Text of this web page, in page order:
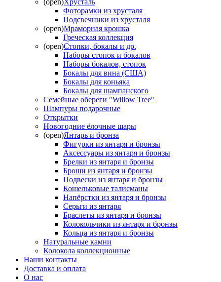
Фоторамки из хрусталя
Подсвечники из хрусталя
(open)Мраморная крошка
Греческая коллекция
(open)Стопки, бокалы и др.
Наборы стопок и бокалов
Наборы бокалов, стопок
Бокалы для вина (США)
Бокалы для коньяка
Бокалы для шампанского
Семейные обереги "Willow Tree"
Шампуры подарочные
Открытки
Новогодние ёлочные шары
(open)Янтарь и бронза
Фигурки из янтаря и бронзы
Аксессуары из янтаря и бронзы
Брелки из янтаря и бронзы
Броши из янтаря и бронзы
Подвески из янтаря и бронзы
Кошельковые талисманы
Напёрстки из янтаря и бронзы
Серьги из янтаря
Браслеты из янтаря и бронзы
Колокольчики из янтаря и бронзы
Кольца из янтаря и бронзы
Натуральные камни
Колокола коллекционные
Наши контакты
Доставка и оплата
О нас